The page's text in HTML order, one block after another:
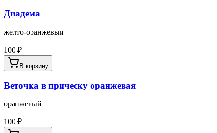
Диадема
желто-оранжевый
100 ₽
В корзину
Веточка в прическу оранжевая
оранжевый
100 ₽